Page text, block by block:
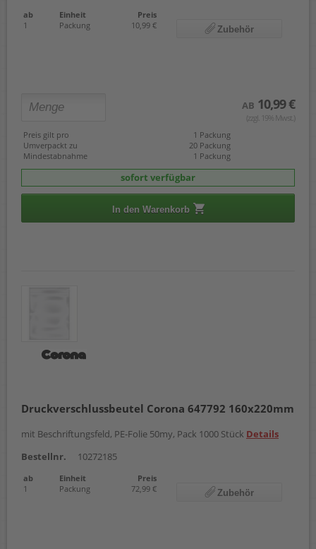
ab Einheit
Preis
1
Packung 10,99 € Zubehör
AB 10,99 €
(zzgl. 19% Mwst.)
Preis gilt pro
1 Packung
Umverpackt zu
20 Packung
Mindestabnahme
1 Packung
sofort verfügbar
In den Warenkorb
Druckverschlussbeutel Corona 647792 160x220mm
mit Beschriftungsfeld, PE-Folie 50my, Pack 1000 Stück Details
Bestellnr.
10272185
ab Einheit
Preis
1
Packung 72,99 € Zubehör